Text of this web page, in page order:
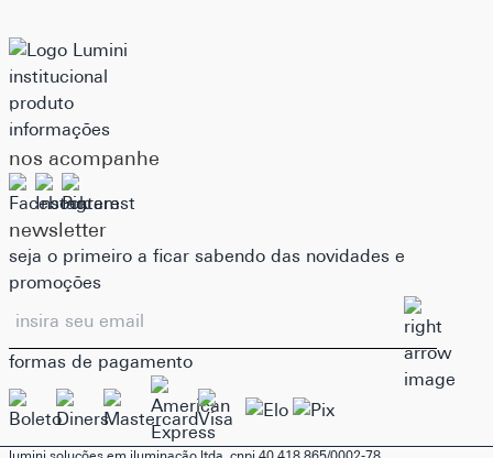
institucional
produto
informações
nos acompanhe
newsletter
seja o primeiro a ficar sabendo das novidades e
promoções
formas de pagamento